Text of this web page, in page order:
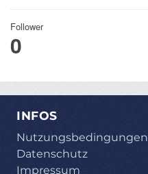
Follower
0
INFOS
Nutzungsbedingungen
Datenschutz
Impressum